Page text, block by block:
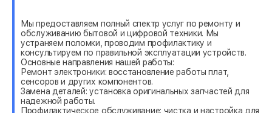
Мы предоставляем полный спектр услуг по ремонту и
обслуживанию бытовой и цифровой техники. Мы
устраняем поломки, проводим профилактику и
консультируем по правильной эксплуатации устройств.
Основные направления нашей работы:
Ремонт электроники: восстановление работы плат,
сенсоров и других компонентов.
Замена деталей: установка оригинальных запчастей для
надежной работы.
Профилактическое обслуживание: чистка и настройка для